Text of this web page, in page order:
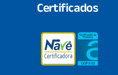
Certificados